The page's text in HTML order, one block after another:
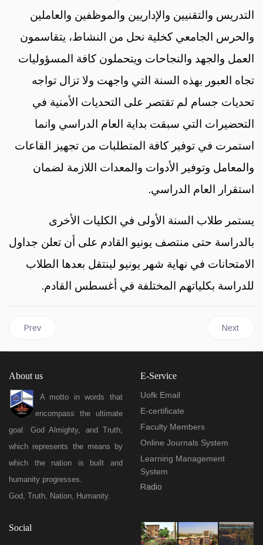
التدريس والتقنيين والإداريين والموظفين والعاملين
والحرس الجامعي كخلية نحل من النشاط، يتقاسمون
العمل والجهد والنجاحات ويتحملون كافة المسؤوليات
تجاه العبور بهذه السنة التي واجهت ولا تزال تواجه
تحديات جسام لم تقتصر على التحديات الأمنية في
التحضيرات التي سبقت بداية العام الدراسي وانما
استمرت في توفير كافة المتطلبات من تجهيز القاعات
والمعامل وتوفير الأدوات والمعدات اللازمة لضمان
استقرار العام الدراسي.
يستمر طلاب السنة الأولى في الكليات الأخرى
بالدراسة حتى منتصف يونيو القادم على أن تعلن جداول
الامتحانات في نهاية شهر يونيو لينتقل بعدها الطلاب
للدراسة بكلياتهم المختلفة في أغسطس القادم.
Previous article: The university director opens the third week of
Prev Next
Next
About us
A motto in words that
encompass the ultimate
goal: God Almighty, and Truth,
which represents the means by
which the nation is built and
humanity progresses.
God, Truth, Nation, Humanity.
E-Service
Uofk Email
E-certificate
Faculty Members
Online Journals System
Learning Management
System
Radio
Social